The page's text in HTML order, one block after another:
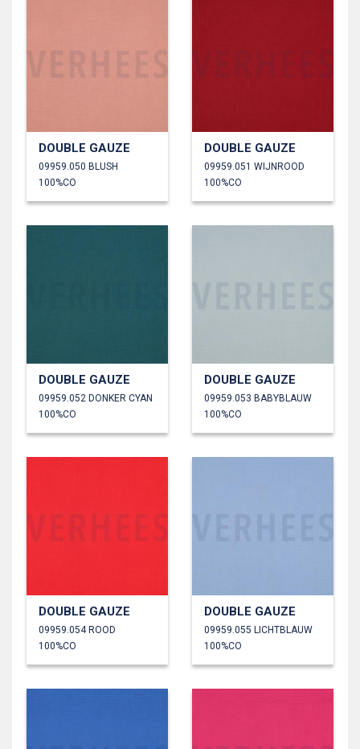
DOUBLE GAUZE
09959.050 BLUSH
100%CO
DOUBLE GAUZE
09959.051 WIJNROOD
100%CO
DOUBLE GAUZE
09959.052 DONKER CYAN
100%CO
DOUBLE GAUZE
09959.053 BABYBLAUW
100%CO
DOUBLE GAUZE
09959.054 ROOD
100%CO
DOUBLE GAUZE
09959.055 LICHTBLAUW
100%CO